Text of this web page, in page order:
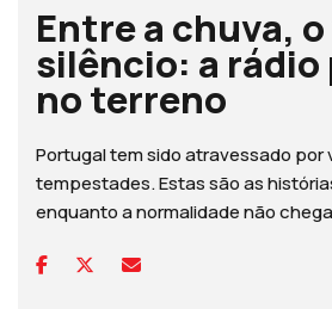
Entre a chuva,
silêncio: a rádio
no terreno
Portugal tem sido atravessado por
tempestades. Estas são as
enquanto a normalidade não